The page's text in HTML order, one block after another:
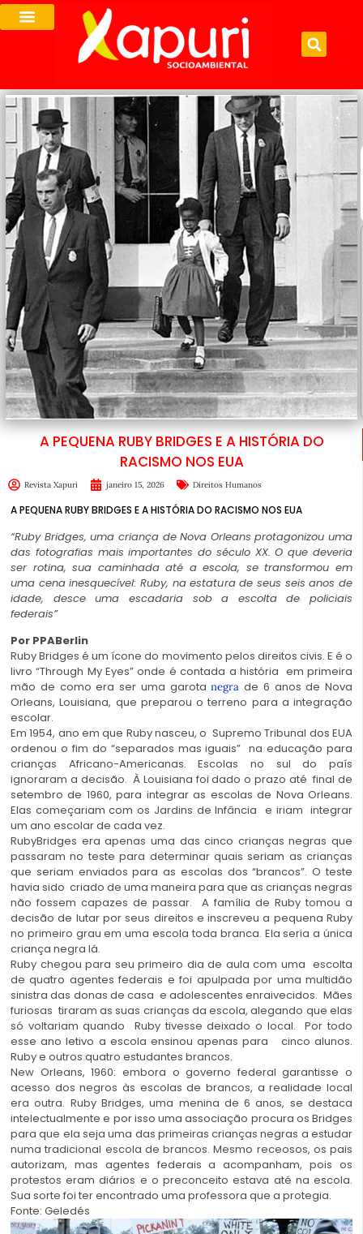
A PEQUENA RUBY BRIDGES E A HISTÓRIA DO
RACISMO NOS EUA
Revista Xapuri janeiro 15, 2026 Direitos Humanos
A PEQUENA RUBY BRIDGES E A HISTÓRIA DO RACISMO NOS EUA
“Ruby Bridges, uma criança de Nova Orleans protagonizou uma
das fotografias mais importantes do século XX. O que deveria
ser rotina, sua caminhada até a escola, se transformou em
uma cena inesquecível: Ruby, na estatura de seus seis anos de
idade, desce uma escadaria sob a escolta de policiais
federais”
Por PPABerlin
Ruby Bridges é um ícone do movimento pelos direitos civis. E é o
livro “Through My Eyes” onde é contada a história em primeira
mão de como era ser uma garotanegra de 6 anos de Nova
Orleans, Louisiana, que preparou o terreno para a integração
escolar.
Em 1954, ano em que Ruby nasceu, o Supremo Tribunal dos EUA
ordenou o fim do “separados mas iguais” na educação para
crianças Africano-Americanas. Escolas no sul do país
ignoraram a decisão. À Louisiana foi dado o prazo até final de
setembro de 1960, para integrar as escolas de Nova Orleans.
Elas começariam com os Jardins de Infância e iriam integrar
um ano escolar de cada vez.
RubyBridges era apenas uma das cinco crianças negras que
passaram no teste para determinar quais seriam as crianças
que seriam enviados para as escolas dos “brancos”. O teste
havia sido criado de uma maneira para que as crianças negras
não fossem capazes de passar. A família de Ruby tomou a
decisão de lutar por seus direitos e inscreveu a pequena Ruby
no primeiro grau em uma escola toda branca. Ela seria a única
criança negra lá.
Ruby chegou para seu primeiro dia de aula com uma escolta
de quatro agentes federais e foi apulpada por uma multidão
sinistra das donas de casa e adolescentes enraivecidos. Mães
furiosas tiraram as suas crianças da escola, alegando que elas
só voltariam quando Ruby tivesse deixado o local. Por todo
esse ano letivo a escola ensinou apenas para cinco alunos.
Ruby e outros quatro estudantes brancos.
New Orleans, 1960: embora o governo federal garantisse o
acesso dos negros às escolas de brancos, a realidade local
era outra. Ruby Bridges, uma menina de 6 anos, se destaca
intelectualmente e por isso uma associação procura os Bridges
para que ela seja uma das primeiras crianças negras a estudar
numa tradicional escola de brancos. Mesmo receosos, os pais
autorizam, mas agentes federais a acompanham, pois os
protestos eram diários e o preconceito estava até na escola.
Sua sorte foi ter encontrado uma professora que a protegia.
Fonte: Geledés